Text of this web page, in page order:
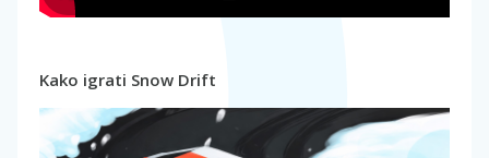
Kako igrati Snow Drift